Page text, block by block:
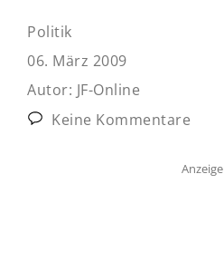
Politik
06. März 2009
Autor: JF-Online
Keine Kommentare
Anzeige